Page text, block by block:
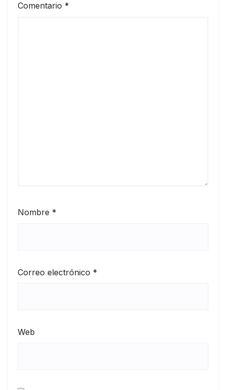
Comentario *
Nombre *
Correo electrónico *
Web